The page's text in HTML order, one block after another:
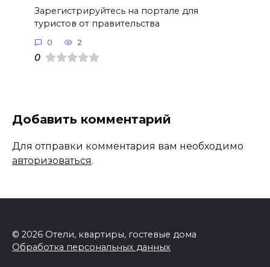
Зарегистрируйтесь на портале для
туристов от правительства
0 2
0
Добавить комментарий
Для отправки комментария вам необходимо
авторизоваться.
© 2026 Отели, квартиры, гостевые дома
Обработка персональных данных